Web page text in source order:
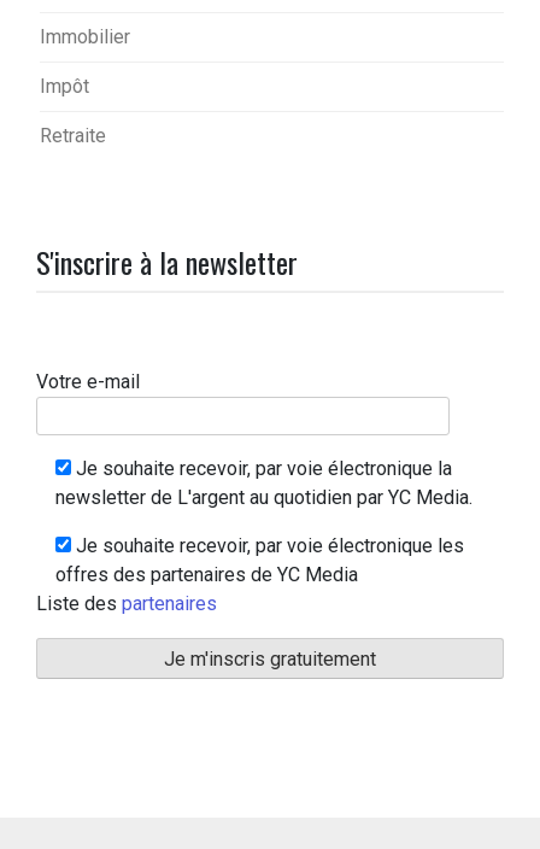
Immobilier
Impôt
Retraite
S'inscrire à la newsletter
Votre e-mail
Je souhaite recevoir, par voie électronique la
newsletter de L'argent au quotidien par YC Media.
Je souhaite recevoir, par voie électronique les
offres des partenaires de YC Media
Liste des partenaires